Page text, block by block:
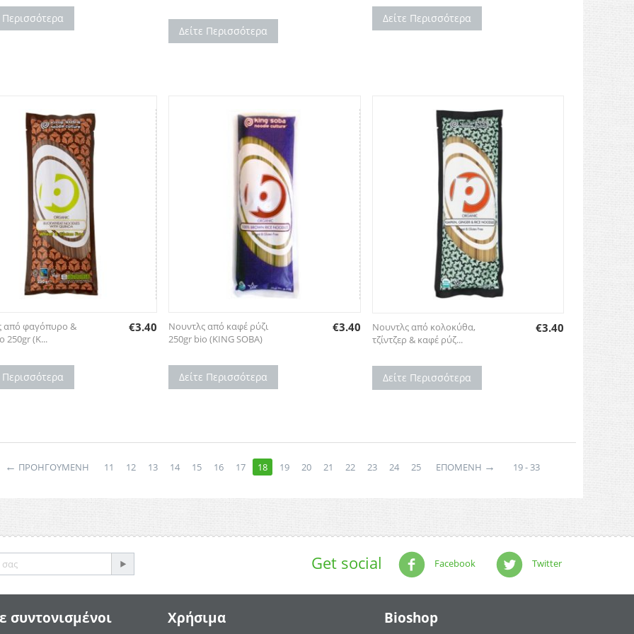
Περισσότερα
Δείτε Περισσότερα
Δείτε Περισσότερα
από φαγόπυρο &
250gr (K...
€3.40
Περισσότερα
Νουντλς από καφέ ρύζι
250gr bio (KING SOBA)
€3.40
Δείτε Περισσότερα
Νουντλς από κολοκύθα,
τζίντζερ & καφέ ρύζ...
€3.40
Δείτε Περισσότερα
← ΠΡΟΗΓΟΥΜΕΝΗ 11 12 13 14 15 16 17 18 19 20 21 22 23 24 25 ΕΠΌΜΕΝΗ → 19 - 33
Get social Facebook Twitter
συντονισμένοι Χρήσιμα Bioshop